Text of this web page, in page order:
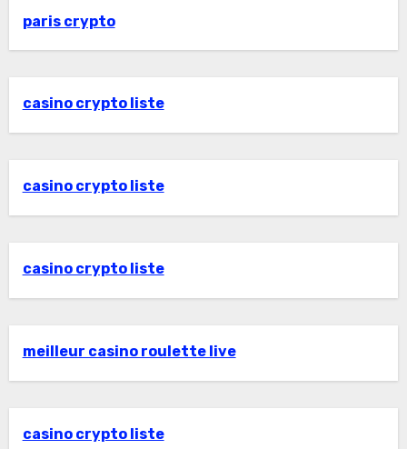
paris crypto
casino crypto liste
casino crypto liste
casino crypto liste
meilleur casino roulette live
casino crypto liste